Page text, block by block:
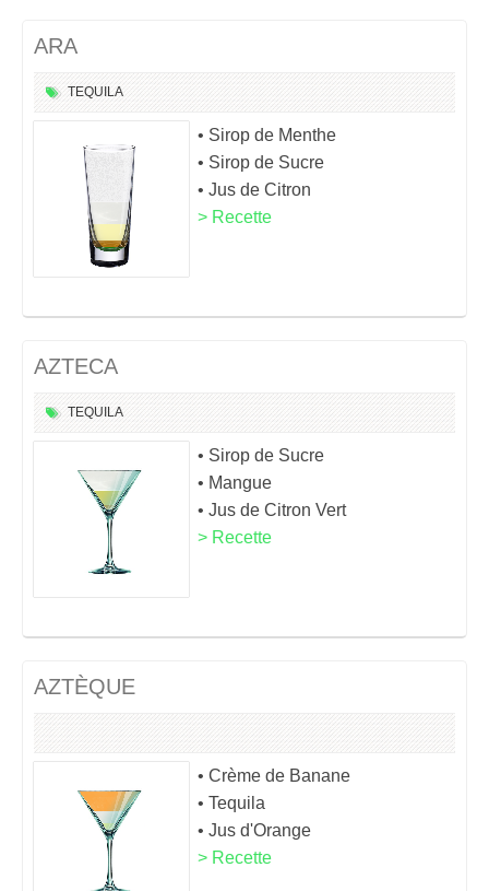
ARA
TEQUILA
• Sirop de Menthe
• Sirop de Sucre
• Jus de Citron
> Recette
AZTECA
TEQUILA
• Sirop de Sucre
• Mangue
• Jus de Citron Vert
> Recette
AZTÈQUE
• Crème de Banane
• Tequila
• Jus d'Orange
> Recette